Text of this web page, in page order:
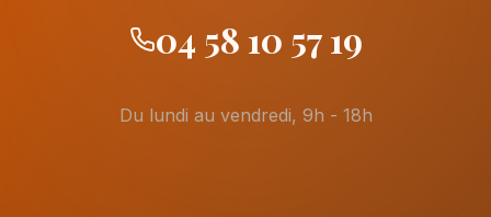
04 58 10 57 19
Du lundi au vendredi, 9h - 18h